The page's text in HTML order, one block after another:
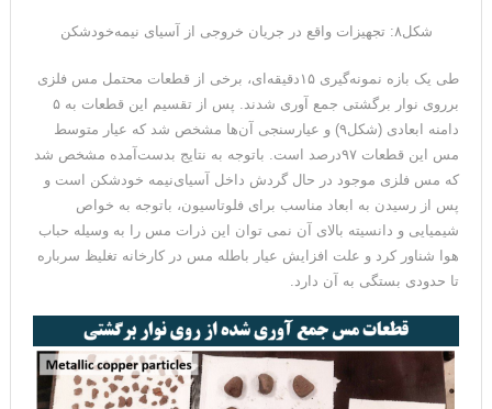
شکل۸: تجهیزات واقع در جریان خروجی از آسیای نیمه‌خودشکن
طی یک بازه نمونه‌گیری ۱۵دقیقه‌ای، برخی از قطعات محتمل مس فلزی
برروی نوار برگشتی جمع آوری شدند. پس از تقسیم این قطعات به ۵
دامنه ابعادی (شکل۹) و عیارسنجی آن‌ها مشخص شد که عیار متوسط
مس این قطعات ۹۷درصد است. باتوجه به نتایج بدست‌آمده مشخص شد
که مس فلزی موجود در حال گردش داخل آسیای‌نیمه خودشکن است و
پس از رسیدن به ابعاد مناسب برای فلوتاسیون، باتوجه به خواص
شیمیایی و دانسیته بالای آن نمی توان این ذرات مس را به وسیله حباب
هوا شناور کرد و علت افزایش عیار باطله مس در کارخانه تغلیظ سرباره
تا حدودی بستگی به آن دارد.